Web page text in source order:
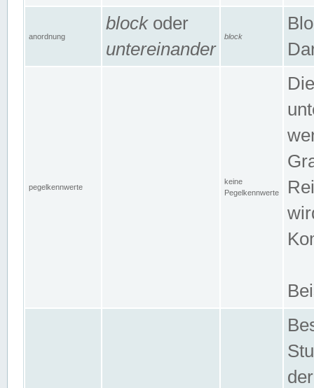
anordnung
blockoder
untereinander
block
pegelkennwerte
keine
Pegelkennwerte